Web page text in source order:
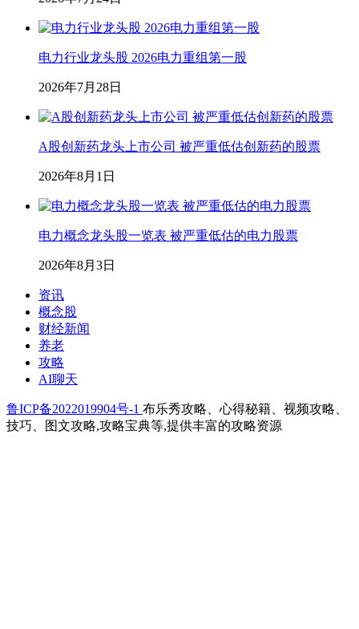
电力行业龙头股 2026电力重组第一股
2026年7月28日
A股创新药龙头上市公司 被严重低估创新药的股票
2026年8月1日
电力概念龙头股一览表 被严重低估的电力股票
2026年8月3日
资讯
概念股
财经新闻
养老
攻略
AI聊天
鲁ICP备2022019904号-1 布乐秀攻略、心得秘籍、视频攻略、
技巧、图文攻略,攻略宝典等,提供丰富的攻略资源